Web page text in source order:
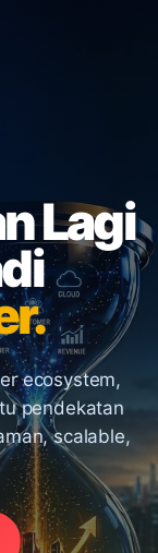
Lagi
ecosystem,
pendekatan
scalable,